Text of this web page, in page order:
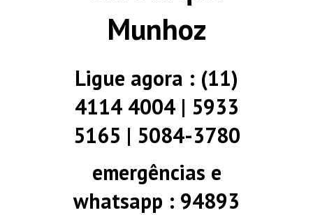
Munhoz
Ligue agora : (11)
4114 4004 | 5933
5165 | 5084-3780
emergências e
whatsapp : 94893